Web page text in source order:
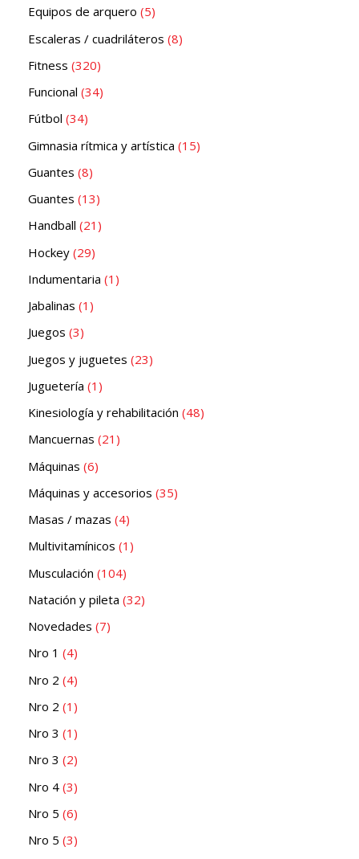
Equipos de arquero 5
Escaleras / cuadriláteros 8
Fitness 320
Funcional 34
Fútbol 34
Gimnasia rítmica y artística 15
Guantes 8
Guantes 13
Handball 21
Hockey 29
Indumentaria 1
Jabalinas 1
Juegos 3
Juegos y juguetes 23
Juguetería 1
Kinesiología y rehabilitación 48
Mancuernas 21
Máquinas 6
Máquinas y accesorios 35
Masas / mazas 4
Multivitamínicos 1
Musculación 104
Natación y pileta 32
Novedades 7
Nro 1
4
Nro 2 4
Nro 2 1
Nro 3 1
Nro 3 2
Nro 4 3
Nro 5 6
Nro 5 3